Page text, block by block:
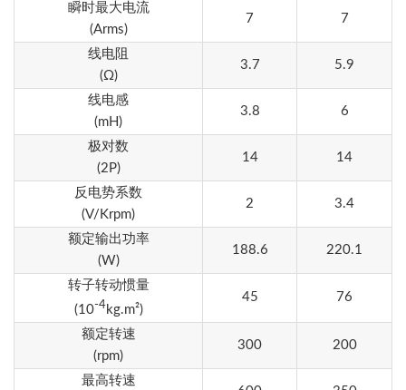
瞬时最大电流
(Arms)
7 7
线电阻
(Ω)
3.7 5.9
线电感
(mH)
3.8 6
极对数
(2P)
14 14
反电势系数
(V/Krpm)
2 3.4
额定输出功率
(W)
188.6 220.1
转子转动惯量
(10-4kg.m²)
45 76
额定转速
(rpm)
300 200
最高转速